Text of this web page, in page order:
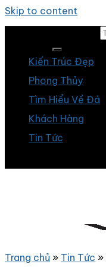
Skip to content
Kiến Trúc Đẹp
Phong Thủy
Tìm Hiểu Về Đá
Khách Hàng
Tin Tức
Trang chủ » Tin Tức »